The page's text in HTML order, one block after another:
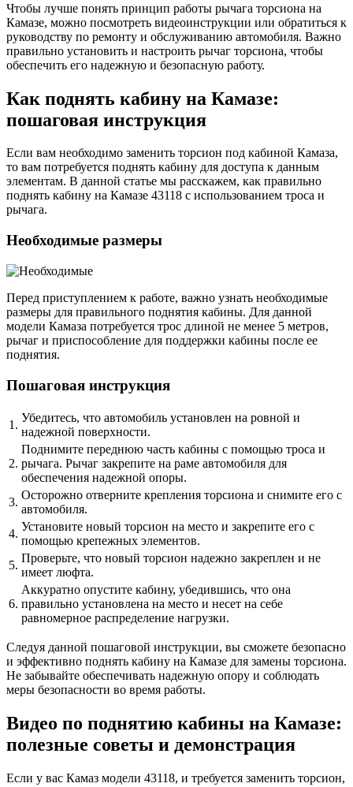
Чтобы лучше понять принцип работы рычага торсиона на
Камазе, можно посмотреть видеоинструкции или обратиться к
руководству по ремонту и обслуживанию автомобиля. Важно
правильно установить и настроить рычаг торсиона, чтобы
обеспечить его надежную и безопасную работу.
Как поднять кабину на Камазе:
пошаговая инструкция
Если вам необходимо заменить торсион под кабиной Камаза,
то вам потребуется поднять кабину для доступа к данным
элементам. В данной статье мы расскажем, как правильно
поднять кабину на Камазе 43118 с использованием троса и
рычага.
Необходимые размеры
Перед приступлением к работе, важно узнать необходимые
размеры для правильного поднятия кабины. Для данной
модели Камаза потребуется трос длиной не менее 5 метров,
рычаг и приспособление для поддержки кабины после ее
поднятия.
Пошаговая инструкция
1.
Убедитесь, что автомобиль установлен на ровной и
надежной поверхности.
2.
Поднимите переднюю часть кабины с помощью троса и
рычага. Рычаг закрепите на раме автомобиля для
обеспечения надежной опоры.
3.
Осторожно отверните крепления торсиона и снимите его с
автомобиля.
4.
Установите новый торсион на место и закрепите его с
помощью крепежных элементов.
5.
Проверьте, что новый торсион надежно закреплен и не
имеет люфта.
6.
Аккуратно опустите кабину, убедившись, что она
правильно установлена на место и несет на себе
равномерное распределение нагрузки.
Следуя данной пошаговой инструкции, вы сможете безопасно
и эффективно поднять кабину на Камазе для замены торсиона.
Не забывайте обеспечивать надежную опору и соблюдать
меры безопасности во время работы.
Видео по поднятию кабины на Камазе:
полезные советы и демонстрация
Если у вас Камаз модели 43118, и требуется заменить торсион,